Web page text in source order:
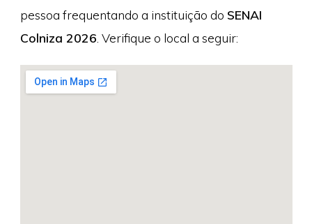
pessoa frequentando a instituição do SENAI
Colniza 2026 . Verifique o local a seguir: